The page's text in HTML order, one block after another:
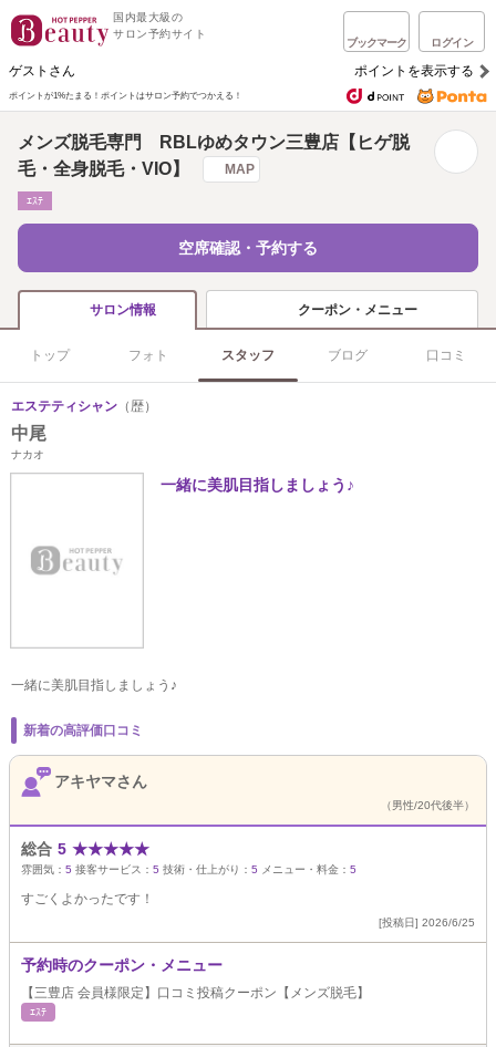
国内最大級の
サロン予約サイト
ブックマーク ログイン
ゲストさん ポイントを表示する
ポイントが1%たまる！ ポイントはサロン予約でつかえる！
メンズ脱毛専門 RBLゆめタウン三豊店【ヒゲ脱
毛・全身脱毛・VIO】
MAP
ｴｽﾃ
空席確認・予約する
サロン情報 クーポン・メニュー
トップ フォト スタッフ ブログ 口コミ
エステティシャン （歴）
中尾
ナカオ
一緒に美肌目指しましょう♪
一緒に美肌目指しましょう♪
新着の高評価口コミ
アキヤマさん
（男性/20代後半）
総合 5 ★★★★★
雰囲気： 5 接客サービス： 5 技術・仕上がり： 5 メニュー・料金： 5
すごくよかったです！
[投稿日] 2026/6/25
予約時のクーポン・メニュー
【三豊店 会員様限定】口コミ投稿クーポン【メンズ脱毛】
ｴｽﾃ